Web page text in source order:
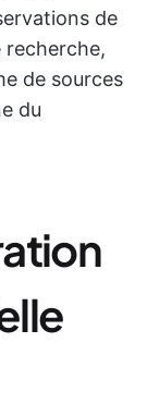
de
recherche,
de sources
du